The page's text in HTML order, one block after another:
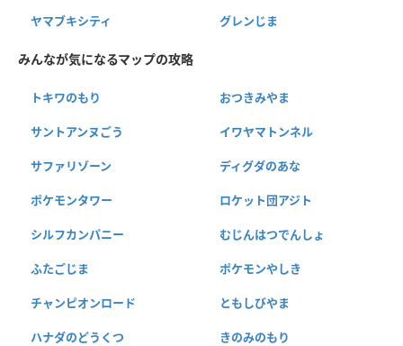
ヤマブキシティ グレンじま
みんなが気になるマップの攻略
トキワのもり おつきみやま
サントアンヌごう イワヤマトンネル
サファリゾーン ディグダのあな
ポケモンタワー ロケット団アジト
シルフカンパニー むじんはつでんしょ
ふたごじま ポケモンやしき
チャンピオンロード ともしびやま
ハナダのどうくつ きのみのもり